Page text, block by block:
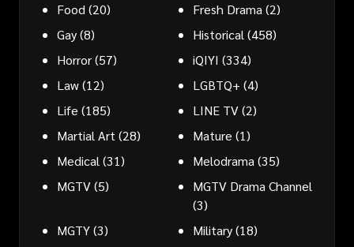
Food (20) Fresh Drama (2)
Gay(8) Historical (458)
Horror(57) iQIYI (334)
Law(12) LGBTQ+ (4)
Life (185) LINE TV(2)
Martial Art (28) Mature (1)
Medical (31) Melodrama (35)
MGTV(5)
MGTV Drama Channel
(3)
MGTY(3) Military(18)